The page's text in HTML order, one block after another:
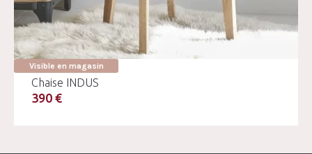
Visible en magasin
Chaise INDUS
390 €